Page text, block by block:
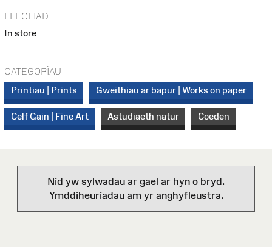
LLEOLIAD
In store
CATEGORÏAU
Printiau | Prints
Gweithiau ar bapur | Works on paper
Celf Gain | Fine Art Astudiaeth natur Coeden
Nid yw sylwadau ar gael ar hyn o bryd.
Ymddiheuriadau am yr anghyfleustra.